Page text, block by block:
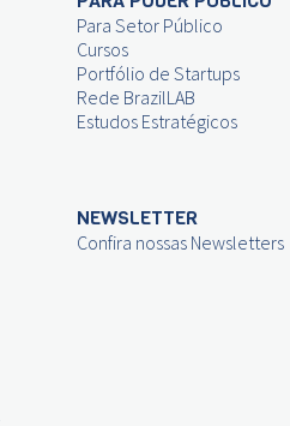
Para Setor Público
Cursos
Portfólio de Startups
Rede BrazilLAB
Estudos Estratégicos
NEWSLETTER
Confira nossas Newsletters